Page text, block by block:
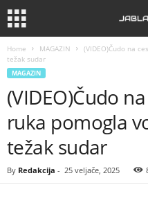
Home MAGAZIN
(VIDEO)Čudo na
težak sudar
MAGAZIN
(VIDEO)Čudo
ruka pomogla
težak sudar
By Redakcija - 25 veljače, 2025